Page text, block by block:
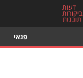
פנאי